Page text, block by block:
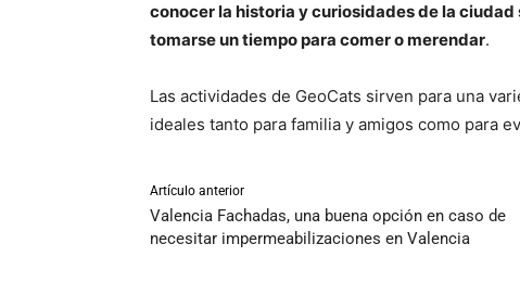
conocer la historia y curiosidades de la
tomarse un tiempo para comer o merendar.
Las actividades de GeoCats sirven para una
ideales tanto para familia y amigos como para
Artículo anterior
Valencia Fachadas, una buena opción en caso de
necesitar impermeabilizaciones en Valencia